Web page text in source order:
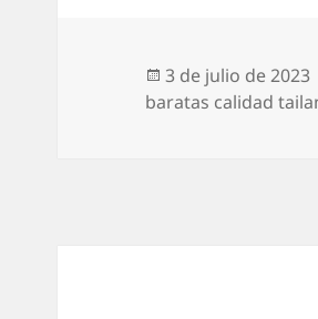
Publicado
el
3 de julio de 2023
baratas calidad